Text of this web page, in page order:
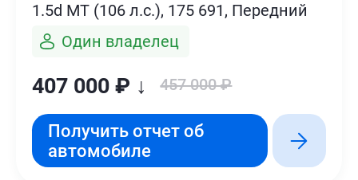
1.5d MT (106 л.с.), 175 691, Передний
Один владелец
407 000 ₽ ↓ 457 000 ₽
Получить отчет об
автомобиле